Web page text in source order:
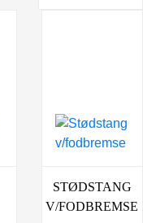
STØDSTANG
V/FODBREMSE